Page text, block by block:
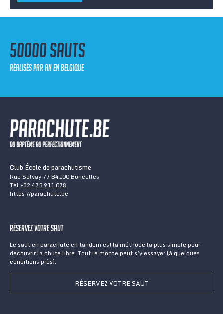
50000 sauts
réalisés par an en Belgique
Club École de parachutisme
Rue Solvay 77 B4100 Boncelles
Tél +32 475 911 078
https://parachute.be
Réservez votre saut
Le saut en parachute en tandem est la méthode la plus simple pour
découvrir la chute libre. Tout le monde peut s’y essayer (à quelques
conditions près).
RÉSERVEZ VOTRE SAUT